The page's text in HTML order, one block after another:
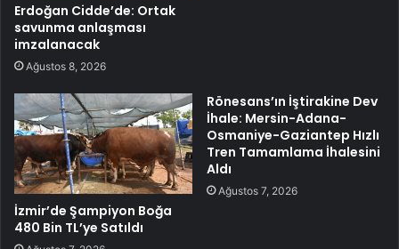
Erdoğan Cidde’de: Ortak
savunma anlaşması
imzalanacak
Ağustos 8, 2026
İzmir’de Şampiyon Boğa
480 Bin TL’ye Satıldı
Rönesans’ın İştirakine Dev
İhale: Mersin-Adana-
Osmaniye-Gaziantep Hızlı
Tren Tamamlama İhalesini
Aldı
Ağustos 7, 2026